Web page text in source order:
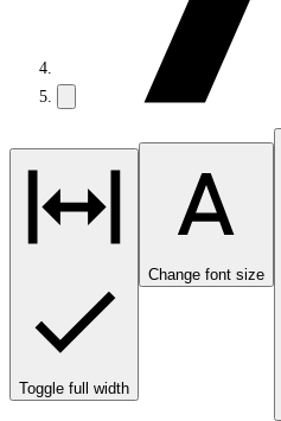
Toggle full width
Change font size